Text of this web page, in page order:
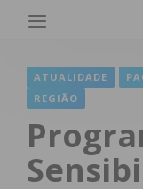
ATUALIDADE
REGIÃO